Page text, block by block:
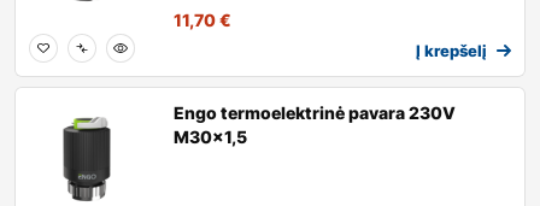
11,70€
Į krepšelį
Engo termoelektrinė pavara 230V
M30x1,5